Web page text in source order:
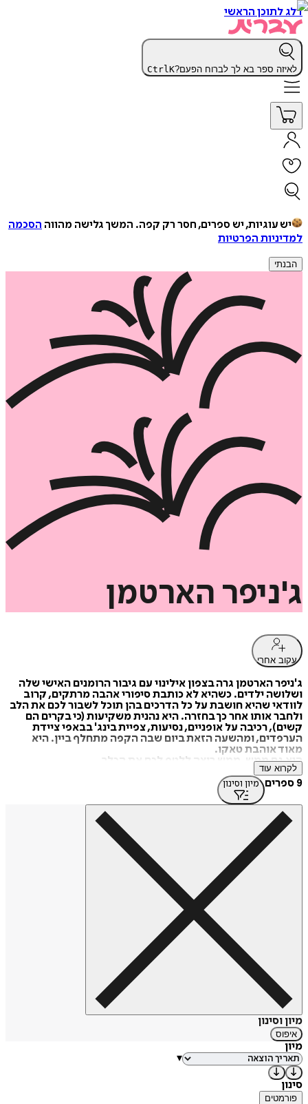
דלג לתוכן הראשי
לאיזה ספר בא לך לברוח הפעם? CtrlK
יש עוגיות, יש ספרים, חסר רק קפה. המשך גלישה מהווה הסכמה
למדיניות הפרטיות
הבנתי
ג'ניפר הארטמן
עקוב אחרי
ג'ניפר הארטמן גרה בצפון אילינוי עם גיבור הרומנים האישי שלה
ושלושה ילדים. כשהיא לא כותבת סיפורי אהבה מרתקים, קרוב
לוודאי שהיא חושבת על כל הדרכים בהן תוכל לשבור לכם את הלב
ולחבר אותו אחר כך בחזרה. היא נהנית משקיעות (כי בקרים הם
קשים), רכיבה על אופניים, נסיעות, צפיית בינג' בבאפי ציידת
הערפדים, ומהשעה הזאת ביום שבה הקפה מתחלף ביין. היא
מאוד אוהבת טאקו.
היא גם ממש, ממש רוצה ללטף לכם את הכלב.
נשיקות וחיבוקים.
לקרוא עוד
9 ספרים מיון וסינון
מיון וסינון
איפוס
מיון
▾
סינון
פורמטים